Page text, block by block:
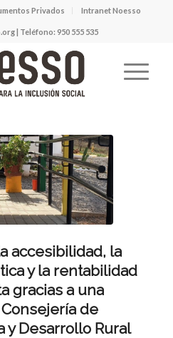
Privados Intranet Noesso
| Teléfono: 950 555 535
accesibilidad, la
y la rentabilidad
gracias a una
de
y Desarrollo Rural